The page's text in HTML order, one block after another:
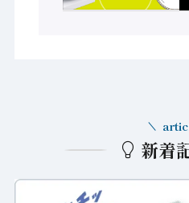
新着